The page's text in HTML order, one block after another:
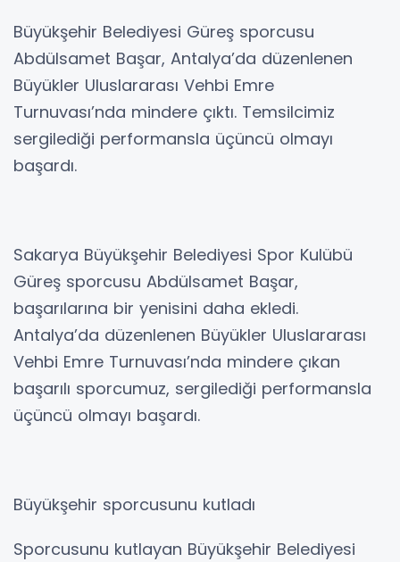
Büyükşehir Belediyesi Güreş sporcusu
Abdülsamet Başar, Antalya’da düzenlenen
Büyükler Uluslararası Vehbi Emre
Turnuvası’nda mindere çıktı. Temsilcimiz
sergilediği performansla üçüncü olmayı
başardı.
Sakarya Büyükşehir Belediyesi Spor Kulübü
Güreş sporcusu Abdülsamet Başar,
başarılarına bir yenisini daha ekledi.
Antalya’da düzenlenen Büyükler Uluslararası
Vehbi Emre Turnuvası’nda mindere çıkan
başarılı sporcumuz, sergilediği performansla
üçüncü olmayı başardı.
Büyükşehir sporcusunu kutladı
Sporcusunu kutlayan Büyükşehir Belediyesi